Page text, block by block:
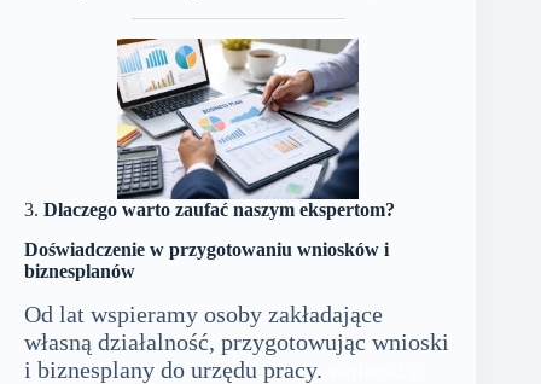
3. Dlaczego warto zaufać naszym ekspertom?
Doświadczenie w przygotowaniu wniosków i
biznesplanów
Od lat wspieramy osoby zakładające
własną działalność, przygotowując wnioski
i biznesplany do urzędu pracy.